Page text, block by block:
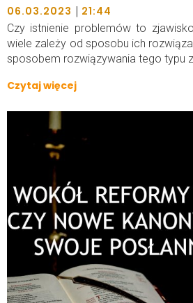
06.03.2023 | 21:44
Czy istnienie problemów to
wiele zależy od sposobu ich
sposobem rozwiązywania tego typu
Czytaj więcej